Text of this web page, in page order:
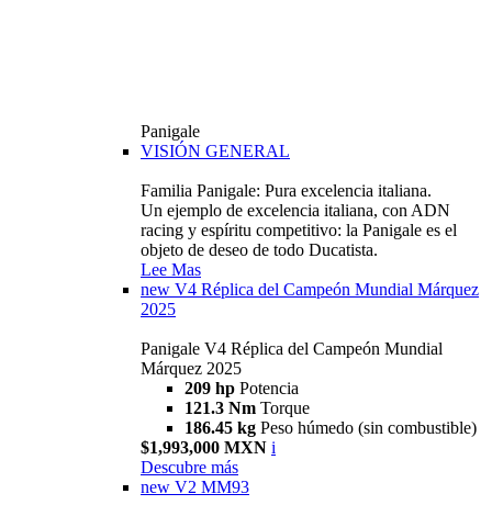
Panigale
VISIÓN GENERAL
Familia Panigale: Pura excelencia italiana.
Un ejemplo de excelencia italiana, con ADN
racing y espíritu competitivo: la Panigale es el
objeto de deseo de todo Ducatista.
Lee Mas
new V4 Réplica del Campeón Mundial Márquez
2025
Panigale V4 Réplica del Campeón Mundial
Márquez 2025
209 hp Potencia
121.3 Nm Torque
186.45 kg Peso húmedo (sin combustible)
$1,993,000 MXN i
Descubre más
new V2 MM93